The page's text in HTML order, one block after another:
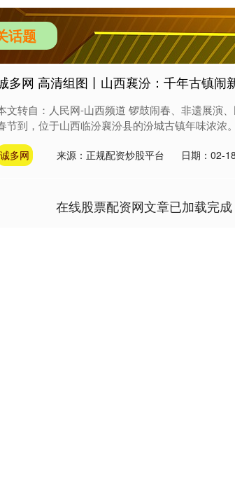
话题
多网 高清组图丨山西襄汾：千年古镇闹
文转自：人民网-山西频道 锣鼓闹春、非遗展
节到，位于山西临汾襄汾县的汾城古镇年味浓浓
诚多网 来源：正规配资炒股平台 日期：02-18
在线股票配资网文章已加载完成